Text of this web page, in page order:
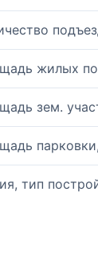
жилых
зем.
тип